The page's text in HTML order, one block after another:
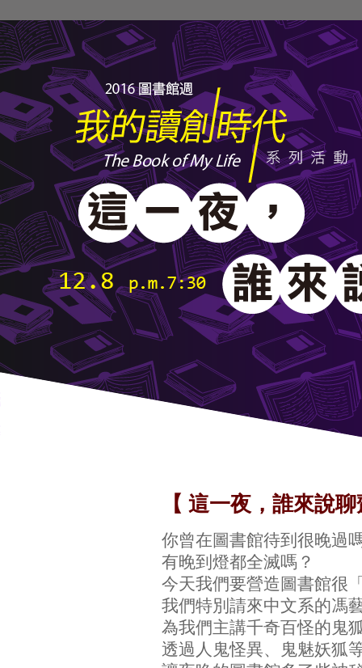
【 這一夜，誰來說
你曾在圖書館待到很晚過
有晚到燈都全滅嗎？
今天我們要營造圖書館很
我們特別請來中文系的馮
為我們主講千奇百怪的鬼
透過人鬼怪異、鬼魅妖狐